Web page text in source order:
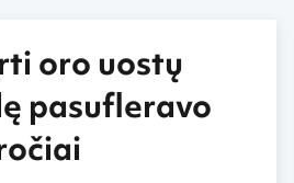
oro uostų
pasufleravo